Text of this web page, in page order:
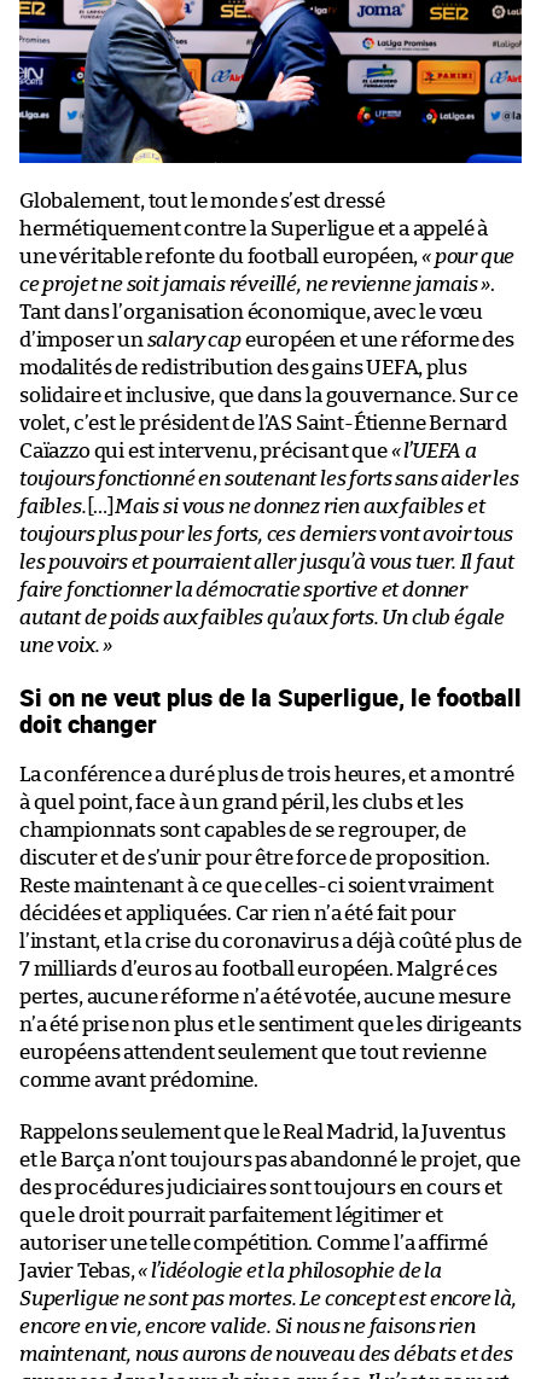
Globalement, tout le monde s’est dressé
hermétiquement contre la Superligue et a appelé à
une véritable refonte du football européen,« pour que
ce projet ne soit jamais réveillé, ne revienne jamais ».
Tant dans l’organisation économique, avec le vœu
d’imposer un salary capeuropéen et une réforme des
modalités de redistribution des gains UEFA, plus
solidaire et inclusive, que dans la gouvernance. Sur ce
volet, c’est le président de l’AS Saint-Étienne Bernard
Caïazzo qui est intervenu, précisant que« l’UEFA a
toujours fonctionné en soutenant les forts sans aider les
faibles. […] Mais si vous ne donnez rien aux faibles et
toujours plus pour les forts, ces derniers vont avoir tous
les pouvoirs et pourraient aller jusqu’à vous tuer. Il faut
faire fonctionner la démocratie sportive et donner
autant de poids aux faibles qu’aux forts. Un club égale
une voix. »
Si on ne veut plus de la Superligue, le football
doit changer
La conférence a duré plus de trois heures, et a montré
à quel point, face à un grand péril, les clubs et les
championnats sont capables de se regrouper, de
discuter et de s’unir pour être force de proposition.
Reste maintenant à ce que celles-ci soient vraiment
décidées et appliquées. Car rien n’a été fait pour
l’instant, et la crise du coronavirus a déjà coûté plus de
7 milliards d’euros au football européen. Malgré ces
pertes, aucune réforme n’a été votée, aucune mesure
n’a été prise non plus et le sentiment que les dirigeants
européens attendent seulement que tout revienne
comme avant prédomine.
Rappelons seulement que le Real Madrid, la Juventus
et le Barça n’ont toujours pas abandonné le projet, que
des procédures judiciaires sont toujours en cours et
que le droit pourrait parfaitement légitimer et
autoriser une telle compétition. Comme l’a affirmé
Javier Tebas,« l’idéologie et la philosophie de la
Superligue ne sont pas mortes. Le concept est encore là,
encore en vie, encore valide. Si nous ne faisons rien
maintenant, nous aurons de nouveau des débats et des